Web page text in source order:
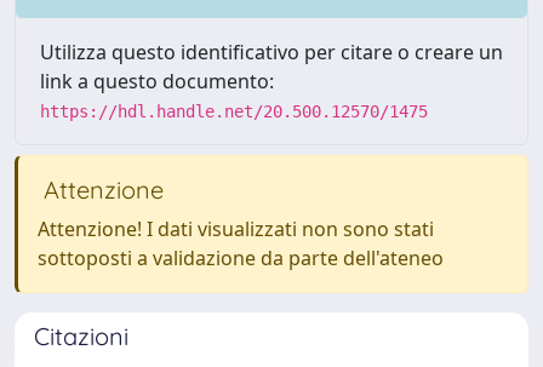
Utilizza questo identificativo per citare o creare un
link a questo documento:
https://hdl.handle.net/20.500.12570/1475
Attenzione
Attenzione! I dati visualizzati non sono stati
sottoposti a validazione da parte dell'ateneo
Citazioni